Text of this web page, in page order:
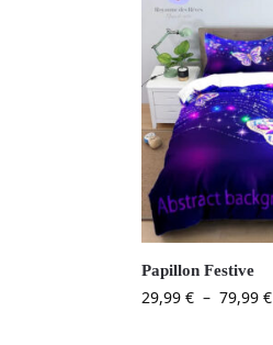
Papillon Festive
29,99 € – 79,99 €